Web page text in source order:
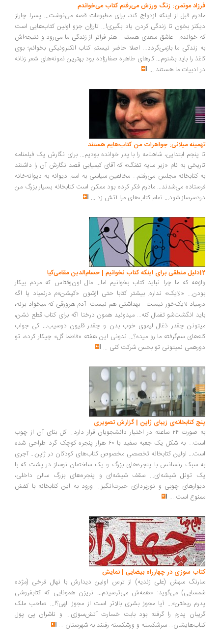
فرزاد موتمن: زنگ ورزش می‌رفتم کتاب می‌خواندم
مادرم قبل از اینکه ازدواج کند، برای مطبوعات قصه می‌نوشت... پسر! چارلز
دیکنز بخون تا زندگی کردن یاد بگیری!... تارزان جزو اولین کتاب‌هایی است
که خواندم... عاشق سعدی هستم... هنر فراتر از زندگی ما می‌رود و نتیجه‌اش
به زندگی ما بازمی‌گردد... اصلا حاضر نیستم کتاب الکترونیکی بخوانم؛ بوی
کاغذ را باید بشنوم... کارهای طاهره صفارزاده بود بهترین نمونه‌های شعر زنانه
در ادبیات ما هستند ...
تهمینه میلانی: جواهرات من کتاب‌هایم هستند
تا پنجم ابتدایی، شاهنامه را با پدر خوانده بودیم... برای نگارش یک فیلمنامه
تاریخی به نام «زیر سایه تفنگ» که آقای کیمیایی قصد نگارش آن را داشتند
به کتابخانه مجلس می‌رفتم... مخالفین سیاسی به اسم دیوانه به دیوانه‌خانه
فرستاده می‌شدند... مادرم فکر کرده بود ممکن است کتابخانه بسیار بزرگ من
دردسرساز شود... تمام کتاب‌های مرا آتش زد ...
12دلیل منطقی برای اینکه کتاب نخوانیم | حسام‌الدین مقامی‌کیا
وازهه که ما چرا نباید کتاب بخوانیم اما... مال اون‌وقتاس که مردم بیکار
بودن... «لایک» نداره. بیشتر کتابا حتی ازشون «کپشن»م درنمیاد یا اگه
درمیاد لایک‌خور نیست... بهداشتی هم نیست. آدم هرورقی که میخواد بزنه،
باید انگشت‌شو تفمال کنه... میدونید همون درختا اگه برای کتاب قطع نشن،
میتونن چقدر ذغال لیموی خوب بدن و چقدر قلیون دوسیب... کی جواب
کله‌های سم‌گرفته ما رو میده؟... ندونی این هفته «فاطما گل» چیکار کرده، تو
دورهمی نمیتونی تو بحس شرکت کنی ...
پنج کتابخانه‌ی زیبای ژاپن | گزارش تصویری
به صورت ۲۴ ساعته در اختیار دانشجویان قرار دارد... کل بنای آن از چوب
است... به شکل یک جعبه سفید با ۶۰ هزار پنجره کوچک گرد طراحی شده
است... اولین کتابخانه تخصصی مخصوص کتاب‌های کودکان در ژاپن... آجری
به سبک رنسانس با پنجره‌های بزرگ و یک ساختمان نوساز در پشت که با
یک تونل شیشه‌ای... سقف شیشه‌ای و پنجره‌های بزرگ سالن داخلی،
دیوارهای چوبی و نورپردازی حیرت‌انگیز... ورود به این کتابخانه با کفش
ممنوع است ...
کتاب سوزی در چهارراه بیضایی | نمایش
سارنگ سهش (علی زندیه) از ترس اولین دیدارش با نهال فرخی (مژده
شمسایی) می‌گوید: «همه‌ش می‌ترسیدم... نریزن همونایی که کتابفروشی
پدرم ریختن»... آیا مجوز بشری بالاتر است از مجوز الهی؟!... صاحب ملک
گریبان پدرم را گرفته بود بابت خسارت آتش‌سوزی... و ناشران پی پول
کتاب‌هایشان... سرشکسته و ورشکسته رفتند به شهرستان ...